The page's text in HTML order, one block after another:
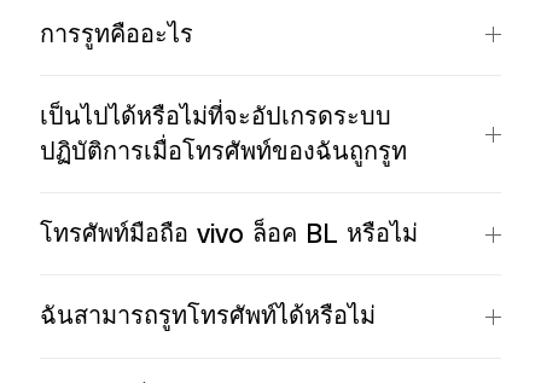
การรูทคืออะไร
เป็นไปได้หรือไม่ที่จะอัปเกรดระบบ
ปฏิบัติการเมื่อโทรศัพท์ของฉันถูกรูท
โทรศัพท์มือถือ vivo ล็อค BL หรือไม่
ฉันสามารถรูทโทรศัพท์ได้หรือไม่